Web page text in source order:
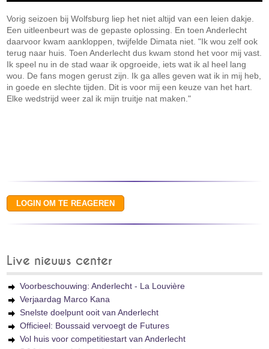
Vorig seizoen bij Wolfsburg liep het niet altijd van een leien dakje.
Een uitleenbeurt was de gepaste oplossing. En toen Anderlecht
daarvoor kwam aankloppen, twijfelde Dimata niet. "Ik wou zelf ook
terug naar huis. Toen Anderlecht dus kwam stond het voor mij vast.
Ik speel nu in de stad waar ik opgroeide, iets wat ik al heel lang
wou. De fans mogen gerust zijn. Ik ga alles geven wat ik in mij heb,
in goede en slechte tijden. Dit is voor mij een keuze van het hart.
Elke wedstrijd weer zal ik mijn truitje nat maken."
Live nieuws center
Voorbeschouwing: Anderlecht - La Louvière
Verjaardag Marco Kana
Snelste doelpunt ooit van Anderlecht
Officieel: Boussaid vervoegt de Futures
Vol huis voor competitiestart van Anderlecht